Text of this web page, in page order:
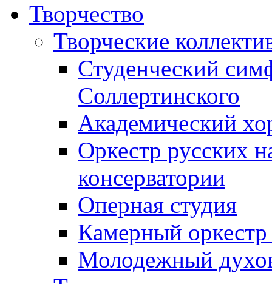
Творчество
Творческие
Студенческий
Соллертинского
Академический
Оркестр русских
консерватории
Оперная студия
Камерный оркестр
Молодежный